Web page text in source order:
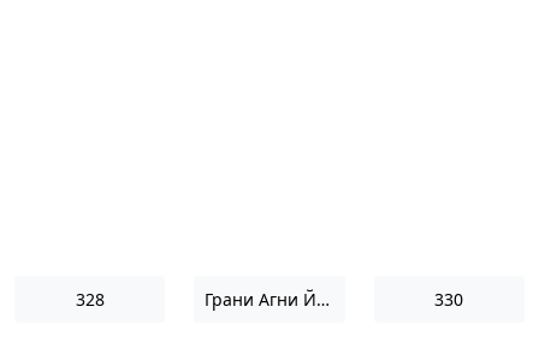
328 Грани Агни Йоги 1957 330